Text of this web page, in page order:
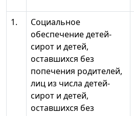
1.
Социальное
обеспечение детей-
сирот и детей,
оставшихся без
попечения родителей,
лиц из числа детей-
сирот и детей,
оставшихся без